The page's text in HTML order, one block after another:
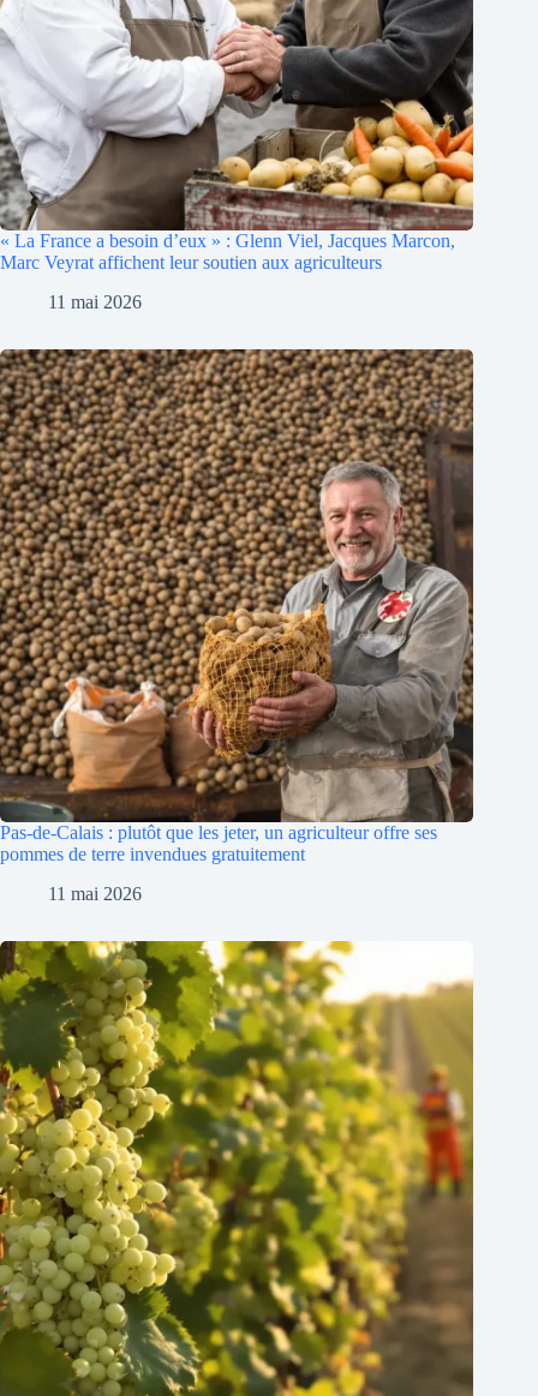
« La France a besoin d’eux » : Glenn Viel, Jacques Marcon,
Marc Veyrat affichent leur soutien aux agriculteurs
11 mai 2026
Pas-de-Calais : plutôt que les jeter, un agriculteur offre ses
pommes de terre invendues gratuitement
11 mai 2026